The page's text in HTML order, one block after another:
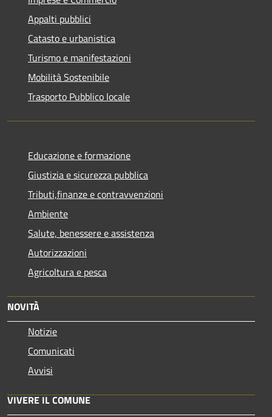
Appalti pubblici
Catasto e urbanistica
Turismo e manifestazioni
Mobilità Sostenibile
Trasporto Pubblico locale
Educazione e formazione
Giustizia e sicurezza pubblica
Tributi,finanze e contravvenzioni
Ambiente
Salute, benessere e assistenza
Autorizzazioni
Agricoltura e pesca
NOVITÀ
Notizie
Comunicati
Avvisi
VIVERE IL COMUNE